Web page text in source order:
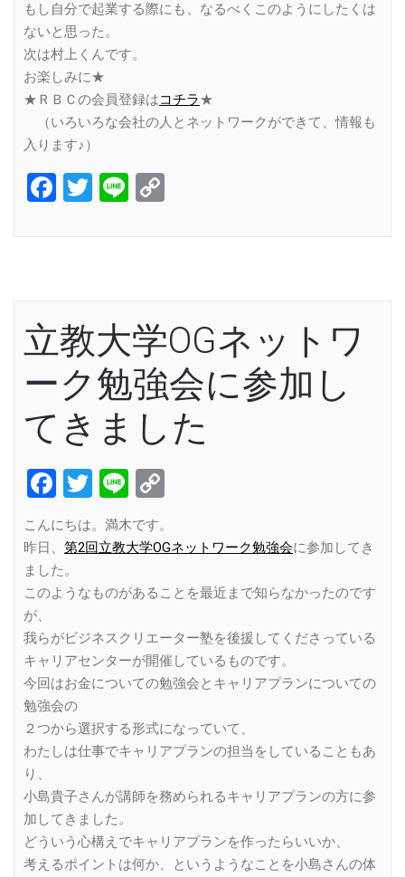
もし自分で起業する際にも、なるべくこのようにしたくは
ないと思った。
次は村上くんです。
お楽しみに★
★ＲＢＣの会員登録はコチラ★
（いろいろな会社の人とネットワークができて、情報も
入ります♪）
Facebook
Twitter
Line
立教大学OGネットワ
ーク勉強会に参加し
てきました
Facebook
Twitter
Line
こんにちは。満木です。
昨日、 第2回立教大学OGネットワーク勉強会に参加してき
ました。
このようなものがあることを最近まで知らなかったのです
が、
我らがビジネスクリエーター塾を後援してくださっている
キャリアセンターが開催しているものです。
今回はお金についての勉強会とキャリアプランについての
勉強会の
２つから選択する形式になっていて、
わたしは仕事でキャリアプランの担当をしていることもあ
り、
小島貴子さんが講師を務められるキャリアプランの方に参
加してきました。
どういう心構えでキャリアプランを作ったらいいか、
考えるポイントは何か、というようなことを小島さんの体